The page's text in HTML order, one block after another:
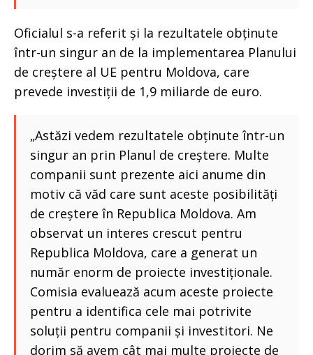
Oficialul s-a referit și la rezultatele obținute
într-un singur an de la implementarea Planului
de creștere al UE pentru Moldova, care
prevede investiții de 1,9 miliarde de euro.
„Astăzi vedem rezultatele obținute într-un
singur an prin Planul de creștere. Multe
companii sunt prezente aici anume din
motiv că văd care sunt aceste posibilități
de creștere în Republica Moldova. Am
observat un interes crescut pentru
Republica Moldova, care a generat un
număr enorm de proiecte investiționale.
Comisia evaluează acum aceste proiecte
pentru a identifica cele mai potrivite
soluții pentru companii și investitori. Ne
dorim să avem cât mai multe proiecte de